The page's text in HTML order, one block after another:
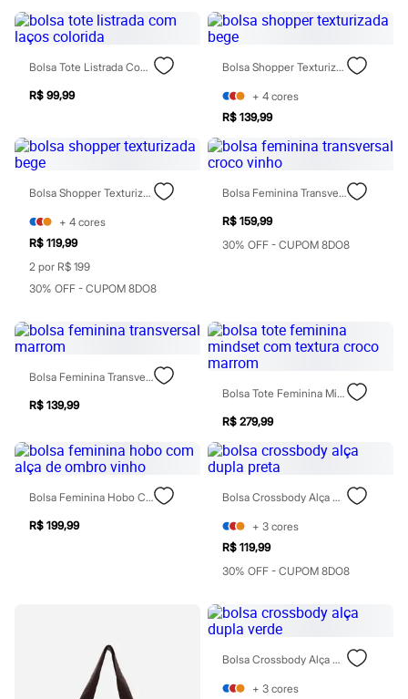
Shorts e Bermudas
Tops
Calcinhas
Cintas e Modeladores
Meias
Sutiãs e Tops
Moda praia
Biquínis
Maiôs
Saídas de praia
Personagens
Plus size
Blusas e Camisetas
Calças
Casacos e Jaquetas
Moda esportiva
Shorts e Saias
Vestidos
Em alta
Dia dos Pais
Inverno
Roupas
Bermudas
Camisas
Calças
Casacos e Jaquetas
Bolsa Tote Listrada Com Laços Colorida
R$ 99,99
Bolsa Shopper Texturizada Bege
+ 4 cores
R$ 139,99
Bolsa Shopper Texturizada Bege
+ 4 cores
R$ 119,99
2 por R$ 199
30% OFF - CUPOM 8DO8
Bolsa Feminina Transversal Croco Vinho
R$ 159,99
30% OFF - CUPOM 8DO8
Bolsa Feminina Transversal Marrom
R$ 139,99
Bolsa Tote Feminina Mindset Com Textura Croco Marrom
R$ 279,99
Bolsa Feminina Hobo Com Alça De Ombro Vinho
R$ 199,99
Bolsa Crossbody Alça Dupla Preta
+ 3 cores
R$ 119,99
30% OFF - CUPOM 8DO8
Bolsa Crossbody Alça Dupla Verde
+ 3 cores